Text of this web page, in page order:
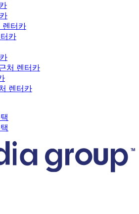
렌터카
카
처 렌터카
렌터카